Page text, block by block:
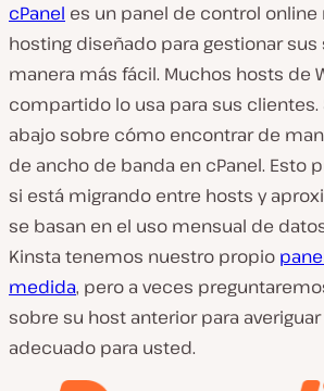
cPanel es un panel de control
hosting diseñado para gestionar
manera más fácil. Muchos hosts de
compartido lo usa para sus clientes.
abajo sobre cómo encontrar de
de ancho de banda en cPanel. Esto
si está migrando entre hosts y
se basan en el uso mensual de
Kinsta tenemos nuestro propio
medida, pero a veces
sobre su host anterior para
adecuado para usted.